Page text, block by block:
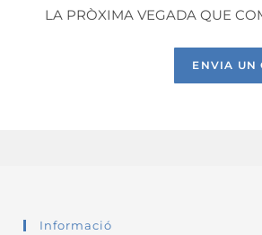
LA PRÒXIMA VEGADA QUE
Informació